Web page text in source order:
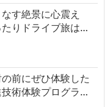
す絶景に心震え
りドライブ旅は…
前にぜひ体験した
術体験プログラ…